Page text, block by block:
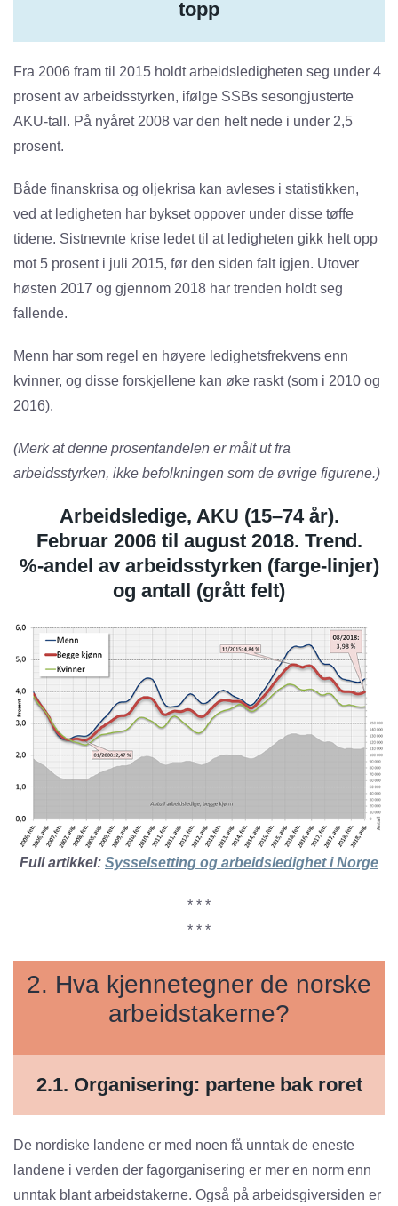
topp
Fra 2006 fram til 2015 holdt arbeidsledigheten seg under 4
prosent av arbeidsstyrken, ifølge SSBs sesongjusterte
AKU-tall. På nyåret 2008 var den helt nede i under 2,5
prosent.
Både finanskrisa og oljekrisa kan avleses i statistikken,
ved at ledigheten har bykset oppover under disse tøffe
tidene. Sistnevnte krise ledet til at ledigheten gikk helt opp
mot 5 prosent i juli 2015, før den siden falt igjen. Utover
høsten 2017 og gjennom 2018 har trenden holdt seg
fallende.
Menn har som regel en høyere ledighetsfrekvens enn
kvinner, og disse forskjellene kan øke raskt (som i 2010 og
2016).
(Merk at denne prosentandelen er målt ut fra
arbeidsstyrken, ikke befolkningen som de øvrige figurene.)
Arbeidsledige, AKU (15–74 år).
Februar 2006 til august 2018. Trend.
%-andel av arbeidsstyrken (farge-linjer)
og antall (grått felt)
Full artikkel: Sysselsetting og arbeidsledighet i Norge
* * *
* * *
2. Hva kjennetegner de norske
arbeidstakerne?
2.1. Organisering: partene bak roret
De nordiske landene er med noen få unntak de eneste
landene i verden der fagorganisering er mer en norm enn
unntak blant arbeidstakerne. Også på arbeidsgiversiden er